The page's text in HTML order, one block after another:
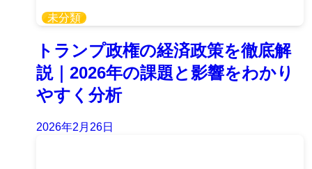
未分類
トランプ政権の経済政策を徹底解
説｜2026年の課題と影響をわかり
やすく分析
2026年2月26日